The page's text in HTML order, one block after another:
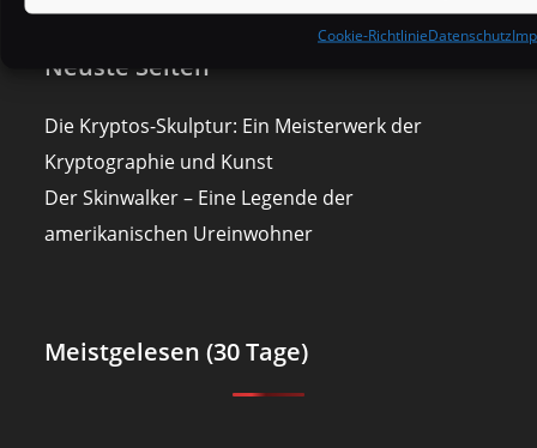
Cookie-RichtlinieDatenschutz
Neuste Seiten
Die Kryptos-Skulptur: Ein Meisterwerk der
Kryptographie und Kunst
Der Skinwalker – Eine Legende der
amerikanischen Ureinwohner
Meistgelesen (30 Tage)